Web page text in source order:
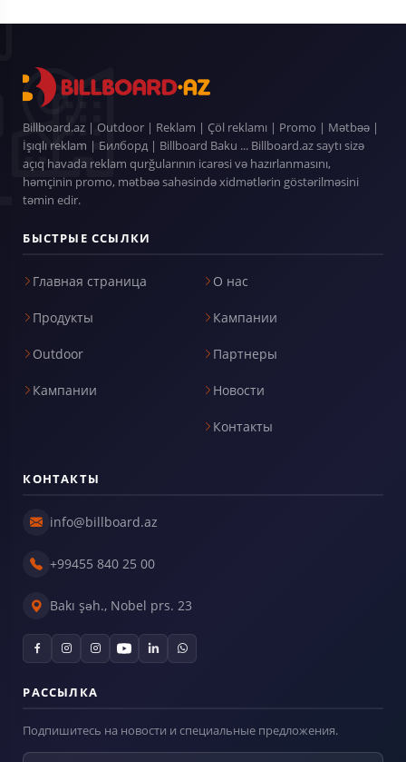
Billboard.az | Outdoor | Reklam | Çöl reklamı | Promo | Mətbəə |
İşıqlı reklam | Билборд | Billboard Baku ... Billboard.az saytı sizə
açıq havada reklam qurğularının icarəsi və hazırlanmasını,
həmçinin promo, mətbəə sahəsində xidmətlərin göstərilməsini
təmin edir.
БЫСТРЫЕ ССЫЛКИ
Главная страница
Продукты
Outdoor
Кампании
О нас
Кампании
Партнеры
Новости
Контакты
КОНТАКТЫ
info@billboard.az
+99455 840 25 00
Bakı şəh., Nobel prs. 23
РАССЫЛКА
Подпишитесь на новости и специальные предложения.